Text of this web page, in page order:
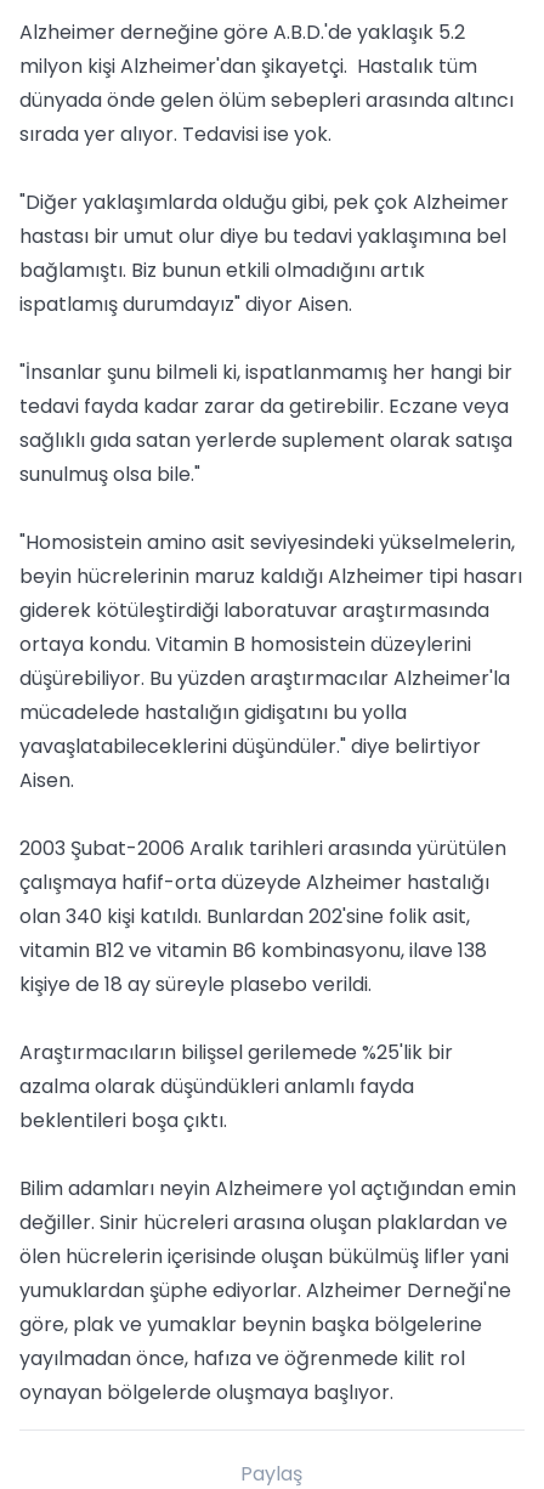
Alzheimer derneğine göre A.B.D.'de yaklaşık 5.2
milyon kişi Alzheimer'dan şikayetçi. Hastalık tüm
dünyada önde gelen ölüm sebepleri arasında altıncı
sırada yer alıyor. Tedavisi ise yok.
"Diğer yaklaşımlarda olduğu gibi, pek çok Alzheimer
hastası bir umut olur diye bu tedavi yaklaşımına bel
bağlamıştı. Biz bunun etkili olmadığını artık
ispatlamış durumdayız" diyor Aisen.
"İnsanlar şunu bilmeli ki, ispatlanmamış her hangi bir
tedavi fayda kadar zarar da getirebilir. Eczane veya
sağlıklı gıda satan yerlerde suplement olarak satışa
sunulmuş olsa bile."
"Homosistein amino asit seviyesindeki yükselmelerin,
beyin hücrelerinin maruz kaldığı Alzheimer tipi hasarı
giderek kötüleştirdiği laboratuvar araştırmasında
ortaya kondu. Vitamin B homosistein düzeylerini
düşürebiliyor. Bu yüzden araştırmacılar Alzheimer'la
mücadelede hastalığın gidişatını bu yolla
yavaşlatabileceklerini düşündüler." diye belirtiyor
Aisen.
2003 Şubat-2006 Aralık tarihleri arasında yürütülen
çalışmaya hafif-orta düzeyde Alzheimer hastalığı
olan 340 kişi katıldı. Bunlardan 202'sine folik asit,
vitamin B12 ve vitamin B6 kombinasyonu, ilave 138
kişiye de 18 ay süreyle plasebo verildi.
Araştırmacıların bilişsel gerilemede %25'lik bir
azalma olarak düşündükleri anlamlı fayda
beklentileri boşa çıktı.
Bilim adamları neyin Alzheimere yol açtığından emin
değiller. Sinir hücreleri arasına oluşan plaklardan ve
ölen hücrelerin içerisinde oluşan bükülmüş lifler yani
yumuklardan şüphe ediyorlar. Alzheimer Derneği'ne
göre, plak ve yumaklar beynin başka bölgelerine
yayılmadan önce, hafıza ve öğrenmede kilit rol
oynayan bölgelerde oluşmaya başlıyor.
Paylaş